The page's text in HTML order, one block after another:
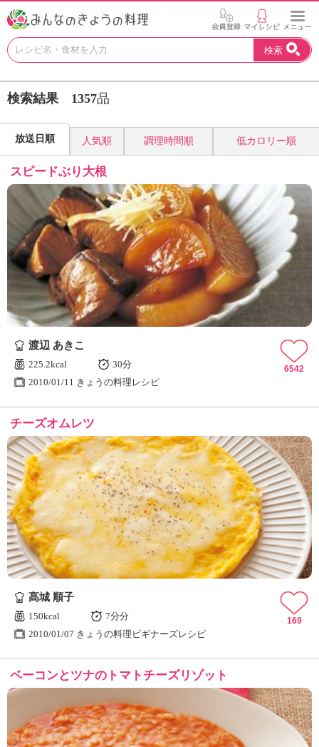
お
い
ピ
を
見
け
よ
う
。
N
H
K
エ
デ
ョ
み
ん
な
の
き
ょ
う
の
料
理
検索
検索結果 1357品
放送日順 人気順 調理時間順 低カロリー順
スピードぶり大根
渡辺 あきこ
225.2kcal
30分
2010/01/11 きょうの料理レシピ
6542
チーズオムレツ
髙城 順子
150kcal
7分分
2010/01/07 きょうの料理ビギナーズレシピ
169
ベーコンとツナのトマトチーズリゾット